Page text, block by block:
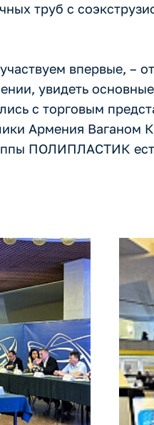
труб с
впервые, –
увидеть
с торговым
Армения Ваганом
ПОЛИПЛАСТИК